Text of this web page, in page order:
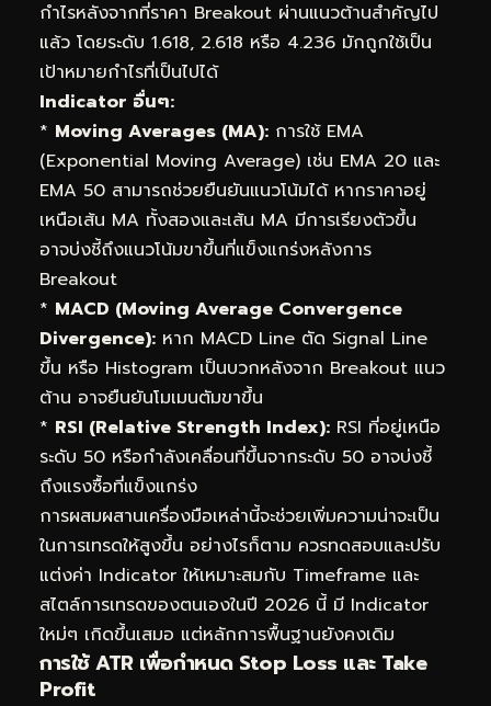
กำไรหลังจากที่ราคา Breakout ผ่านแนวต้านสำคัญไป
แล้ว โดยระดับ 1.618, 2.618 หรือ 4.236 มักถูกใช้เป็น
เป้าหมายกำไรที่เป็นไปได้
Indicator อื่นๆ:
* Moving Averages (MA): การใช้ EMA
(Exponential Moving Average) เช่น EMA 20 และ
EMA 50 สามารถช่วยยืนยันแนวโน้มได้ หากราคาอยู่
เหนือเส้น MA ทั้งสองและเส้น MA มีการเรียงตัวขึ้น
อาจบ่งชี้ถึงแนวโน้มขาขึ้นที่แข็งแกร่งหลังการ
Breakout
* MACD (Moving Average Convergence
Divergence): หาก MACD Line ตัด Signal Line
ขึ้น หรือ Histogram เป็นบวกหลังจาก Breakout แนว
ต้าน อาจยืนยันโมเมนตัมขาขึ้น
* RSI (Relative Strength Index): RSI ที่อยู่เหนือ
ระดับ 50 หรือกำลังเคลื่อนที่ขึ้นจากระดับ 50 อาจบ่งชี้
ถึงแรงซื้อที่แข็งแกร่ง
การผสมผสานเครื่องมือเหล่านี้จะช่วยเพิ่มความน่าจะเป็น
ในการเทรดให้สูงขึ้น อย่างไรก็ตาม ควรทดสอบและปรับ
แต่งค่า Indicator ให้เหมาะสมกับ Timeframe และ
สไตล์การเทรดของตนเองในปี 2026 นี้ มี Indicator
ใหม่ๆ เกิดขึ้นเสมอ แต่หลักการพื้นฐานยังคงเดิม
การใช้ ATR เพื่อกำหนด Stop Loss และ Take
Profit